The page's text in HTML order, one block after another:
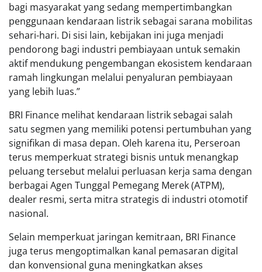
bagi masyarakat yang sedang mempertimbangkan
penggunaan kendaraan listrik sebagai sarana mobilitas
sehari-hari. Di sisi lain, kebijakan ini juga menjadi
pendorong bagi industri pembiayaan untuk semakin
aktif mendukung pengembangan ekosistem kendaraan
ramah lingkungan melalui penyaluran pembiayaan
yang lebih luas.”
BRI Finance melihat kendaraan listrik sebagai salah
satu segmen yang memiliki potensi pertumbuhan yang
signifikan di masa depan. Oleh karena itu, Perseroan
terus memperkuat strategi bisnis untuk menangkap
peluang tersebut melalui perluasan kerja sama dengan
berbagai Agen Tunggal Pemegang Merek (ATPM),
dealer resmi, serta mitra strategis di industri otomotif
nasional.
Selain memperkuat jaringan kemitraan, BRI Finance
juga terus mengoptimalkan kanal pemasaran digital
dan konvensional guna meningkatkan akses